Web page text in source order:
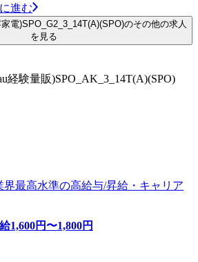
進む
電)SPO_G2_3_14T(A)(SPO)のその他の求人
を見る
経験量販)SPO_AK_3_14T(A)(SPO)
界最高水準の高給与/昇給・キャリア
1,600円〜1,800円